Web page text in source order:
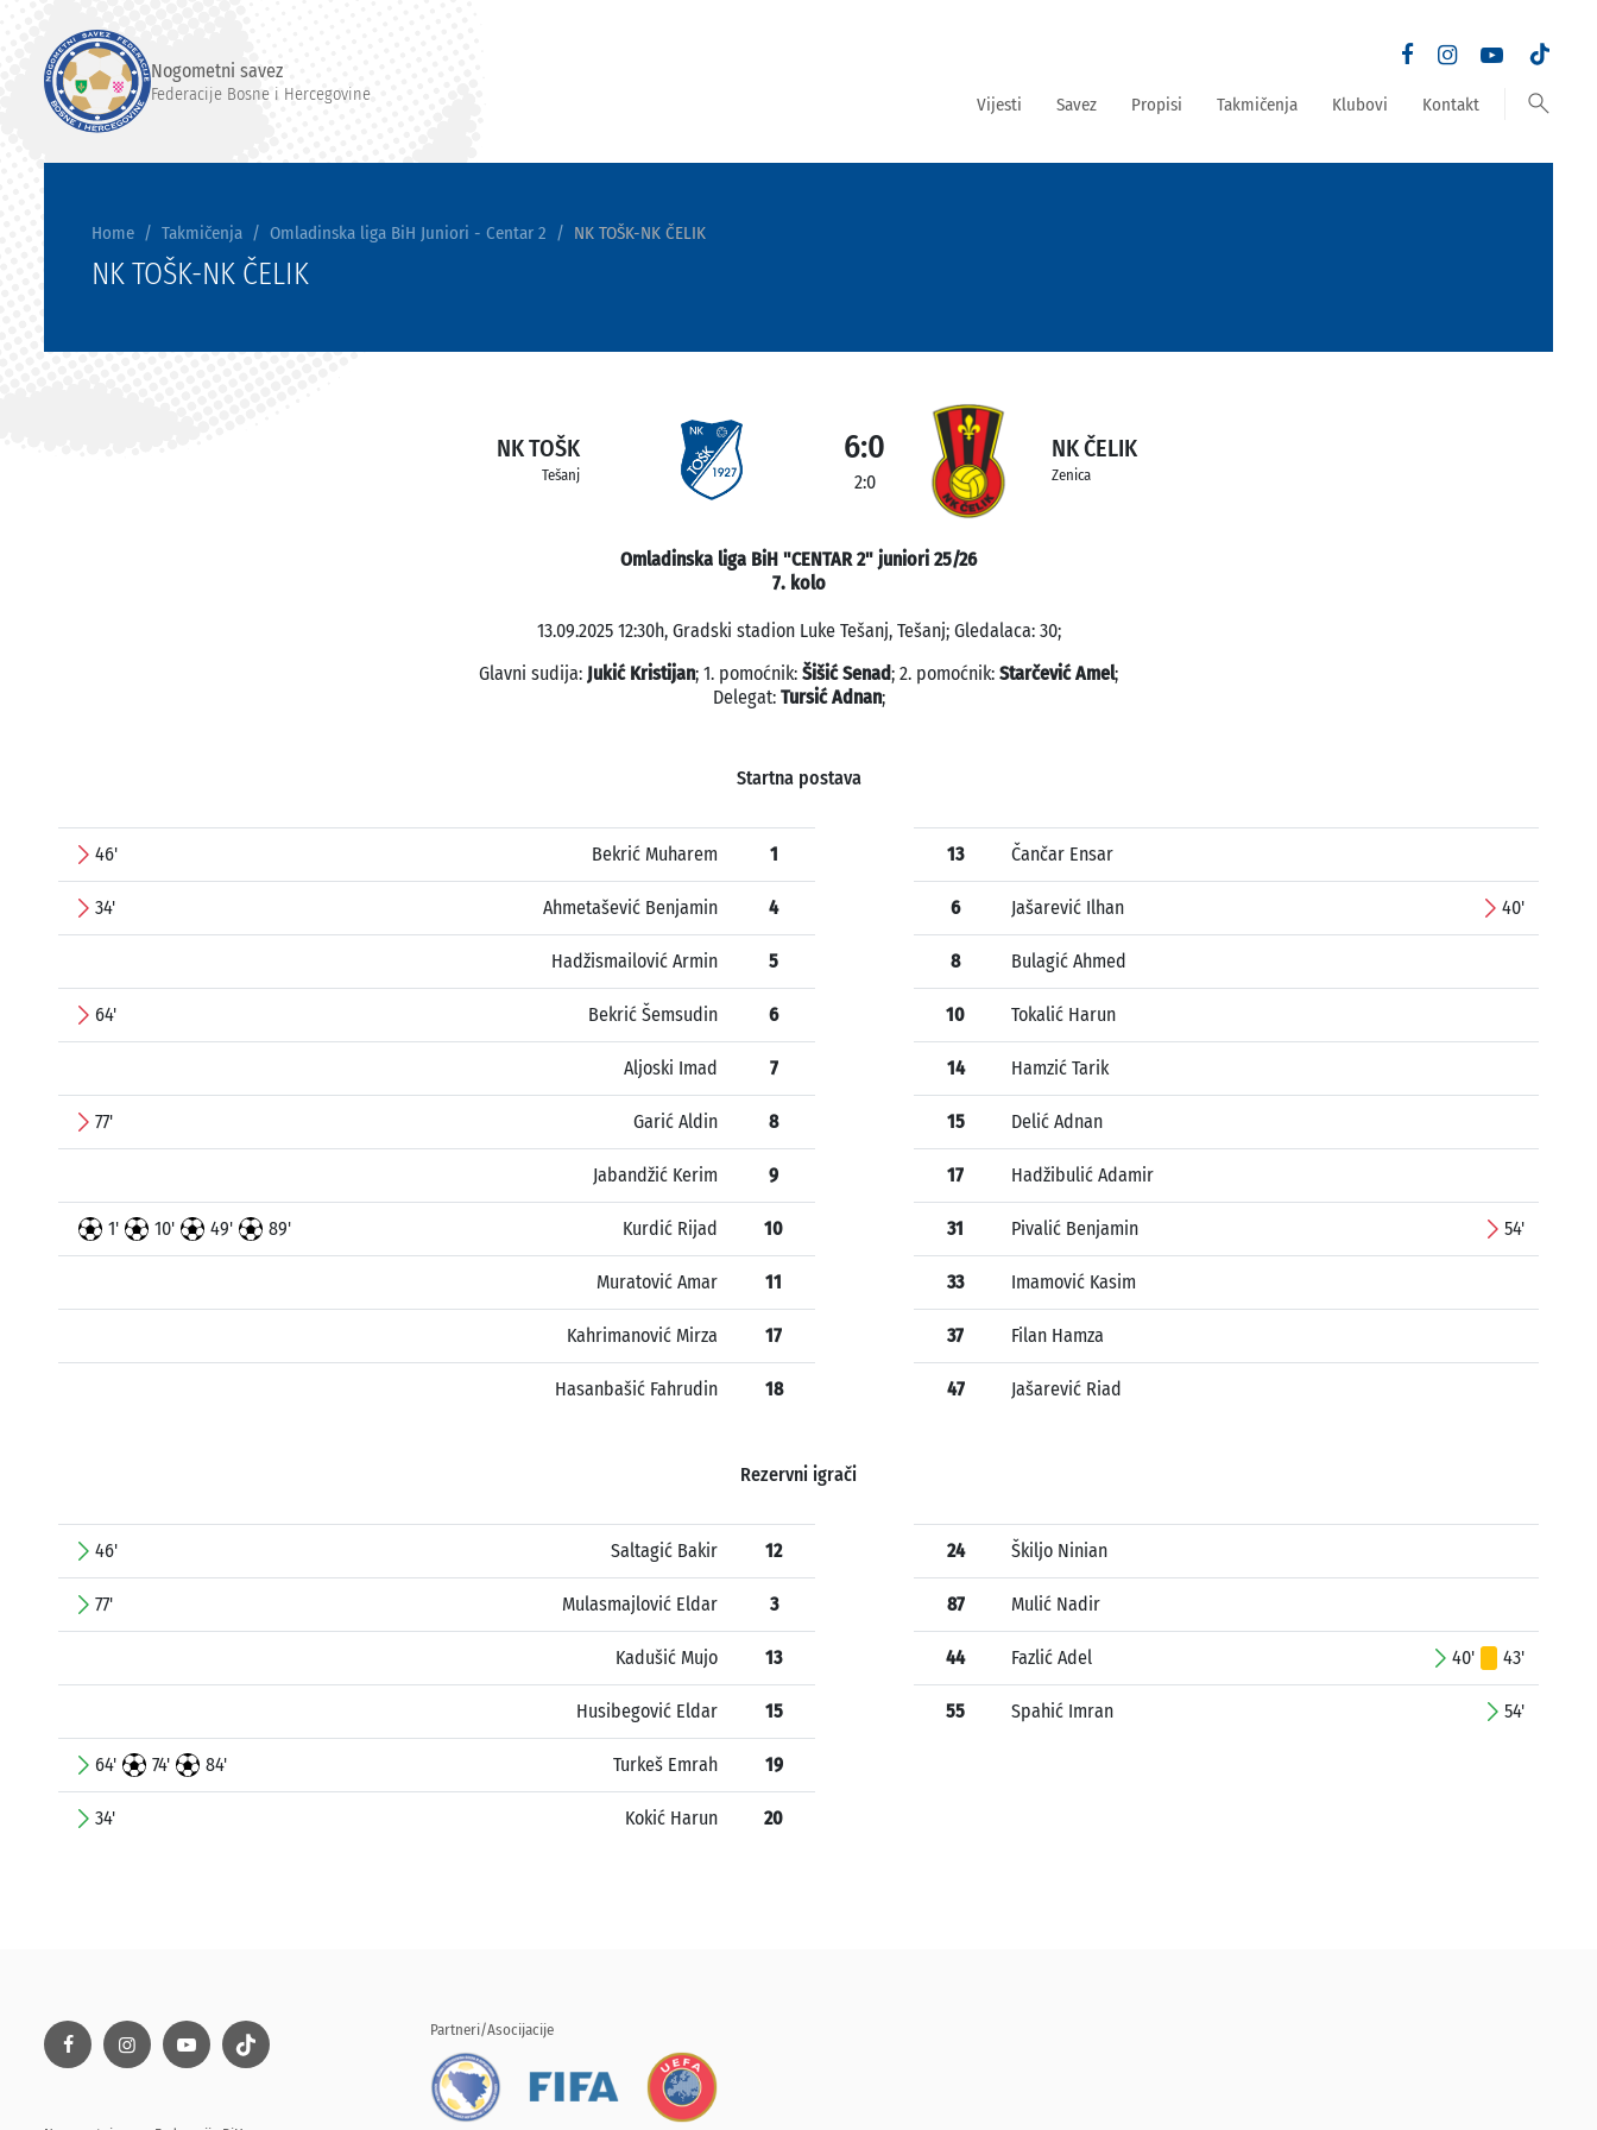
Nogometni savez
Federacije Bosne i Hercegovine Vijesti Savez Propisi Takmičenja Klubovi Kontakt search
Home Takmičenja Omladinska liga BiH Juniori - Centar 2 NK TOŠK-NK ČELIK
NK TOŠK-NK ČELIK
NK TOŠK
Tešanj
6:0
2:0
NK ČELIK
Zenica
Omladinska liga BiH "CENTAR 2" juniori 25/26
7. kolo
13.09.2025 12:30h, Gradski stadion Luke Tešanj, Tešanj; Gledalaca: 30;
Glavni sudija: Jukić Kristijan; 1. pomoćnik: Šišić Senad; 2. pomoćnik: Starčević Amel;
Delegat: Tursić Adnan;
Startna postava
46' Bekrić Muharem 1
34' Ahmetašević Benjamin 4
Hadžismailović Armin 5
64' Bekrić Šemsudin 6
Aljoski Imad 7
77' Garić Aldin 8
Jabandžić Kerim 9
1' 10' 49' 89' Kurdić Rijad 10
Muratović Amar 11
Kahrimanović Mirza 17
Hasanbašić Fahrudin 18
13 Čančar Ensar
6 Jašarević Ilhan 40'
8 Bulagić Ahmed
10 Tokalić Harun
14 Hamzić Tarik
15 Delić Adnan
17 Hadžibulić Adamir
31 Pivalić Benjamin 54'
33 Imamović Kasim
37 Filan Hamza
47 Jašarević Riad
Rezervni igrači
46' Saltagić Bakir 12
77' Mulasmajlović Eldar 3
Kadušić Mujo 13
Husibegović Eldar 15
64' 74' 84' Turkeš Emrah 19
34' Kokić Harun 20
24 Škiljo Ninian
87 Mulić Nadir
44 Fazlić Adel 40' 43'
55 Spahić Imran 54'
Partneri/Asocijacije